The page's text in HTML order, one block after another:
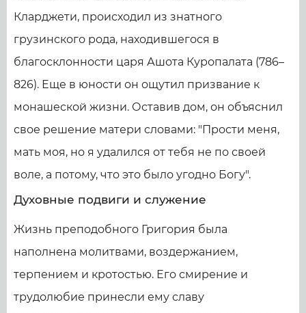
Кларджети, происходил из знатного
грузинского рода, находившегося в
благосклонности царя Ашота Куропалата (786–
826). Еще в юности он ощутил призвание к
монашеской жизни. Оставив дом, он объяснил
свое решение матери словами: "Прости меня,
мать моя, но я удалился от тебя не по своей
воле, а потому, что это было угодно Богу".
Духовные подвиги и служение
Жизнь преподобного Григория была
наполнена молитвами, воздержанием,
терпением и кротостью. Его смирение и
трудолюбие принесли ему славу